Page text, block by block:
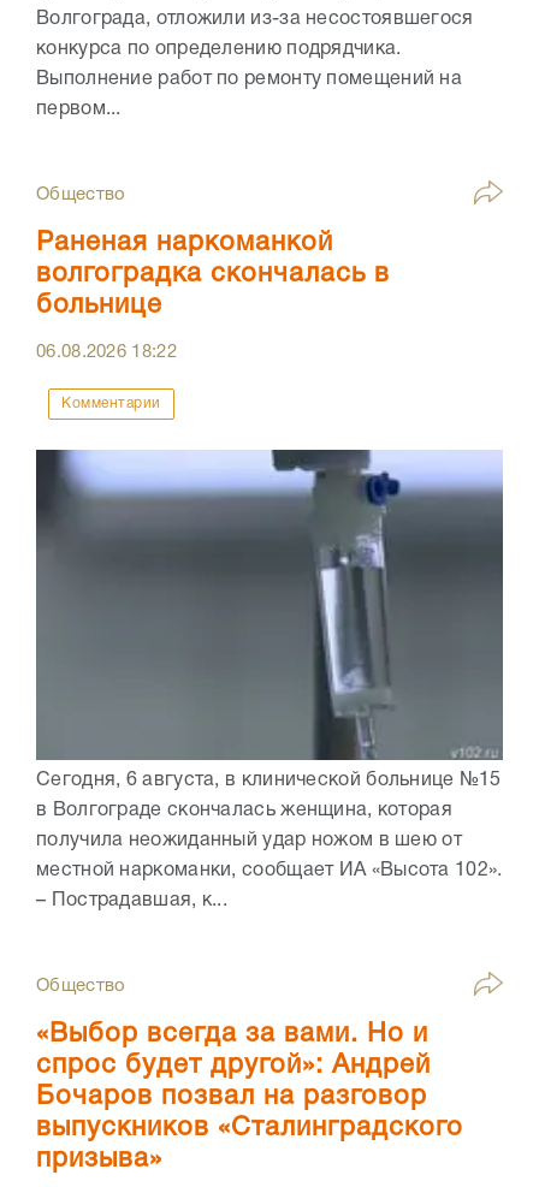
Волгограда, отложили из-за несостоявшегося
конкурса по определению подрядчика.
Выполнение работ по ремонту помещений на
первом...
Общество
Раненая наркоманкой
волгоградка скончалась в
больнице
06.08.2026 18:22
Комментарии
Сегодня, 6 августа, в клинической больнице №15
в Волгограде скончалась женщина, которая
получила неожиданный удар ножом в шею от
местной наркоманки, сообщает ИА «Высота 102».
– Пострадавшая, к...
Общество
«Выбор всегда за вами. Но и
спрос будет другой»: Андрей
Бочаров позвал на разговор
выпускников «Сталинградского
призыва»